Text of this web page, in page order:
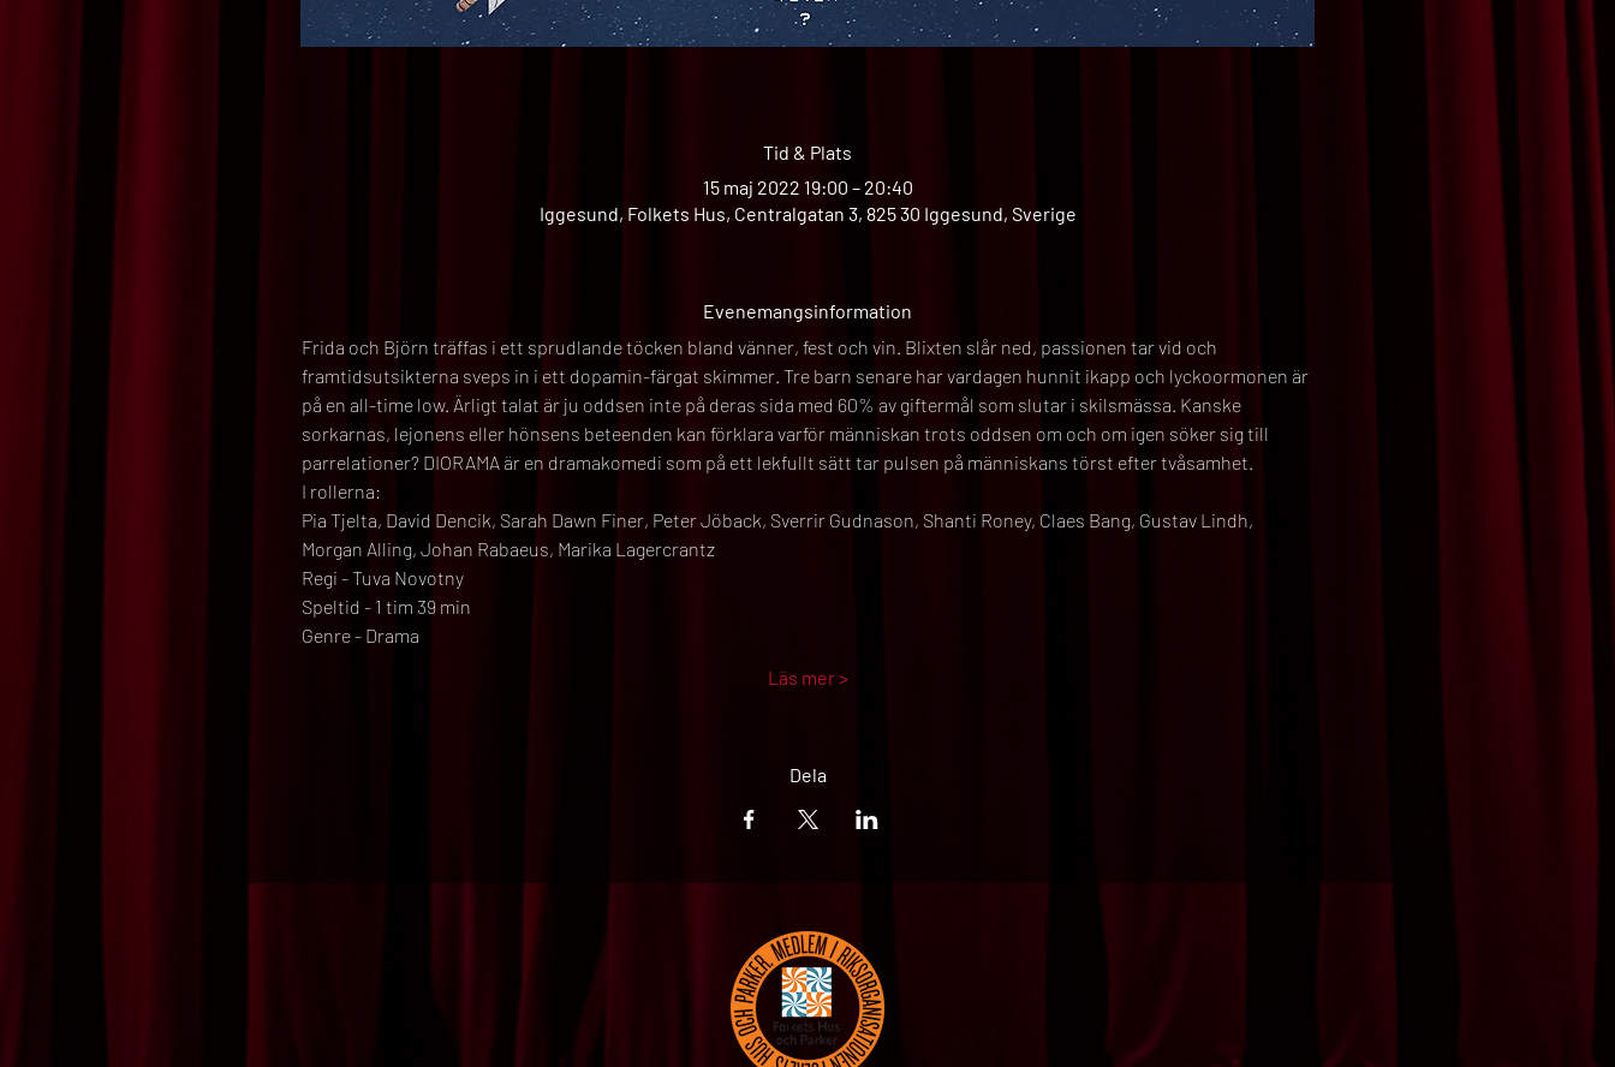
Tid & Plats
15 maj 2022 19:00 – 20:40
Iggesund, Folkets Hus, Centralgatan 3, 825 30 Iggesund, Sverige
Evenemangsinformation
Frida och Björn träffas i ett sprudlande töcken bland vänner, fest och vin. Blixten slår ned, passionen tar vid och
framtidsutsikterna sveps in i ett dopamin-färgat skimmer. Tre barn senare har vardagen hunnit ikapp och lyckoormonen är
på en all-time low. Ärligt talat är ju oddsen inte på deras sida med 60% av giftermål som slutar i skilsmässa. Kanske
sorkarnas, lejonens eller hönsens beteenden kan förklara varför människan trots oddsen om och om igen söker sig till
parrelationer? DIORAMA är en dramakomedi som på ett lekfullt sätt tar pulsen på människans törst efter tvåsamhet.
I rollerna:
Pia Tjelta, David Dencik, Sarah Dawn Finer, Peter Jöback, Sverrir Gudnason, Shanti Roney, Claes Bang, Gustav Lindh,
Morgan Alling, Johan Rabaeus, Marika Lagercrantz
Regi - Tuva Novotny
Speltid - 1 tim 39 min
Genre - Drama
Läs mer >
Dela